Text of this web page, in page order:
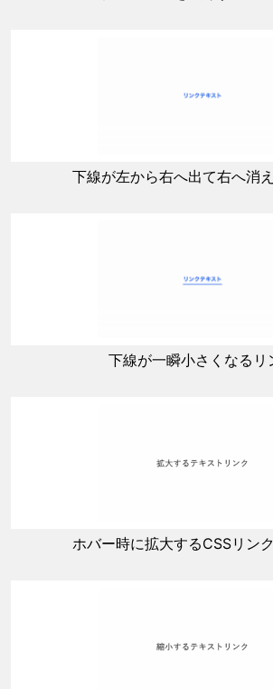
下線が左から右へ出て右へ消
下線が一瞬小さくなるリ
ホバー時に拡大するCSSリン